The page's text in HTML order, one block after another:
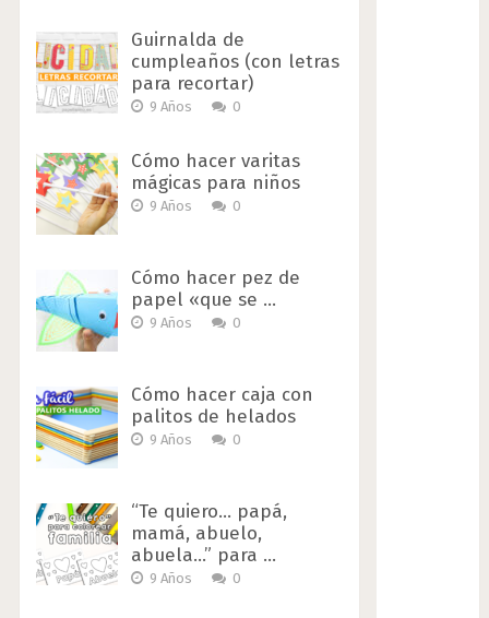
Guirnalda de
cumpleaños (con letras
para recortar)
9 Años 0
Cómo hacer varitas
mágicas para niños
9 Años 0
Cómo hacer pez de
papel «que se …
9 Años 0
Cómo hacer caja con
palitos de helados
9 Años 0
“Te quiero… papá,
mamá, abuelo,
abuela…” para …
9 Años 0